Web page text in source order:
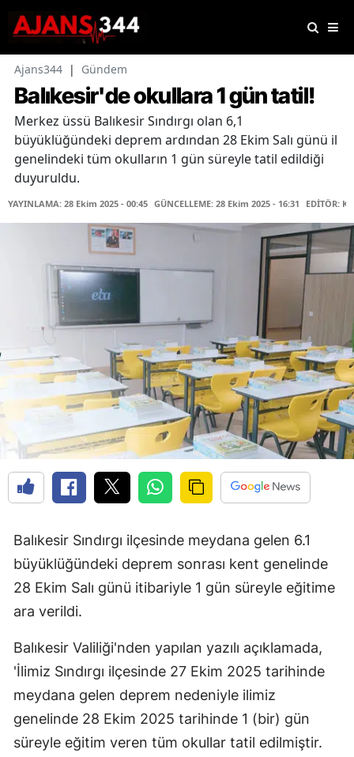
Ajans344 | Gündem
Balıkesir'de okullara 1 gün tatil!
Merkez üssü Balıkesir Sındırgı olan 6,1
büyüklüğündeki deprem ardından 28 Ekim Salı günü il
genelindeki tüm okulların 1 gün süreyle tatil edildiği
duyuruldu.
YAYINLAMA: 28 Ekim 2025 - 00:45 GÜNCELLEME: 28 Ekim 2025 - 16:31 EDİTÖR:
Balıkesir Sındırgı ilçesinde meydana gelen 6.1
büyüklüğündeki deprem sonrası kent genelinde
28 Ekim Salı günü itibariyle 1 gün süreyle eğitime
ara verildi.
Balıkesir Valiliği'nden yapılan yazılı açıklamada,
'İlimiz Sındırgı ilçesinde 27 Ekim 2025 tarihinde
meydana gelen deprem nedeniyle ilimiz
genelinde 28 Ekim 2025 tarihinde 1 (bir) gün
süreyle eğitim veren tüm okullar tatil edilmiştir.